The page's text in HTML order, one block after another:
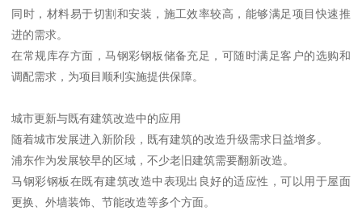
同时，材料易于切割和安装，施工效率较高，能够满足项目快速推
进的需求。
在常规库存方面，马钢彩钢板储备充足，可随时满足客户的选购和
调配需求，为项目顺利实施提供保障。
城市更新与既有建筑改造中的应用
随着城市发展进入新阶段，既有建筑的改造升级需求日益增多。
浦东作为发展较早的区域，不少老旧建筑需要翻新改造。
马钢彩钢板在既有建筑改造中表现出良好的适应性，可以用于屋面
更换、外墙装饰、节能改造等多个方面。